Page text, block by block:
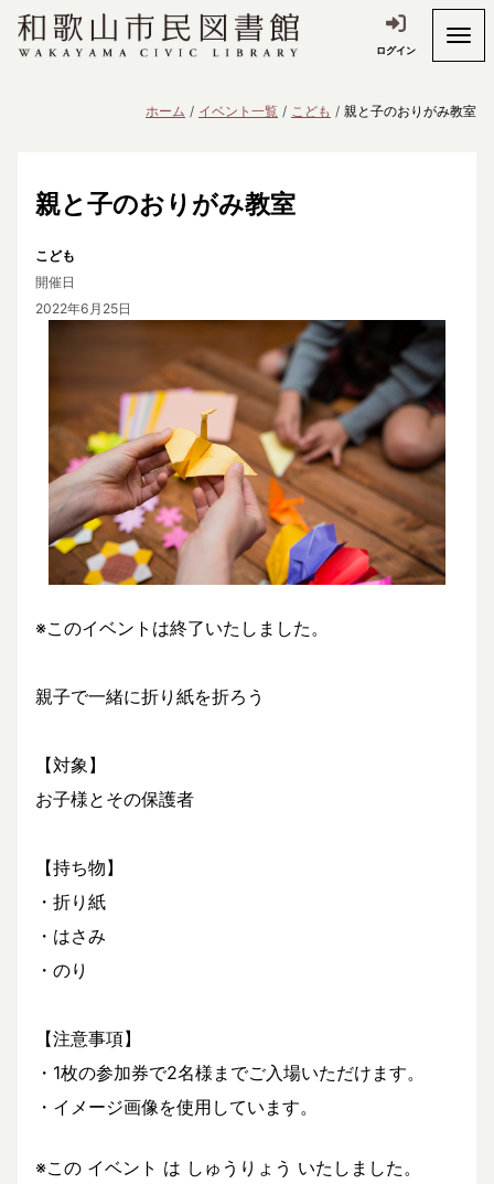
ログイン
ホーム イベント一覧 こども 親と子のおりがみ教室
親と子のおりがみ教室
こども
開催日
2022年6月25日
※このイベントは終了いたしました。
親子で一緒に折り紙を折ろう
【対象】
お子様とその保護者
【持ち物】
・折り紙
・はさみ
・のり
【注意事項】
・1枚の参加券で2名様までご入場いただけます。
・イメージ画像を使用しています。
※この イベント は しゅうりょう いたしました。